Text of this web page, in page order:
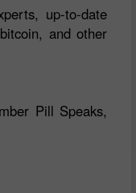
up-to-date
and other
Pill Speaks,